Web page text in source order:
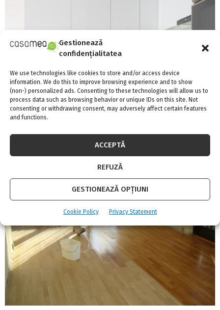
Gestionează
confidențialitatea
We use technologies like cookies to store and/or access device
information. We do this to improve browsing experience and to show
(non-) personalized ads. Consenting to these technologies will allow us to
process data such as browsing behavior or unique IDs on this site. Not
consenting or withdrawing consent, may adversely affect certain features
and functions.
ACCEPTĂ
REFUZĂ
GESTIONEAZĂ OPȚIUNI
Cookie Policy Privacy Statement
Securizează fiecare încăpere cu priza cu
întrerupător aplicată, de la sercomelectric.ro